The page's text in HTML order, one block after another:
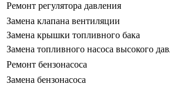
Ремонт регулятора давления
Замена клапана вентиляции
Замена крышки топливного бака
Замена топливного насоса высокого
Ремонт бензонасоса
Замена бензонасоса